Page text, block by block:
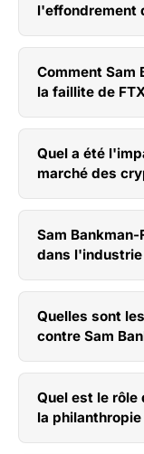
l'effondrement
Comment Sam
la faillite de
Quel a été
marché des
Sam
dans
Quelles sont
contre Sam
Quel est le rôle
la philanthropie